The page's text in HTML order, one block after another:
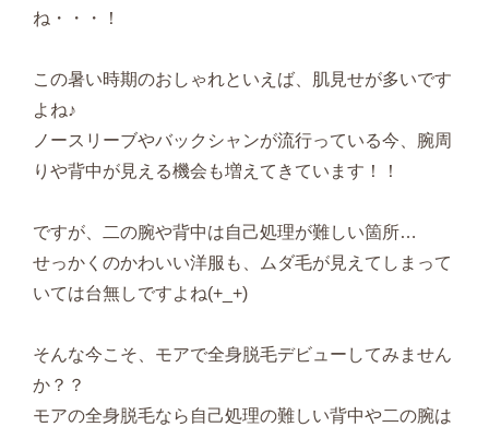
ね・・・！
この暑い時期のおしゃれといえば、肌見せが多いです
よね♪
ノースリーブやバックシャンが流行っている今、腕周
りや背中が見える機会も増えてきています！！
ですが、二の腕や背中は自己処理が難しい箇所…
せっかくのかわいい洋服も、ムダ毛が見えてしまって
いては台無しですよね(+_+)
そんな今こそ、モアで全身脱毛デビューしてみません
か？？
モアの全身脱毛なら自己処理の難しい背中や二の腕は